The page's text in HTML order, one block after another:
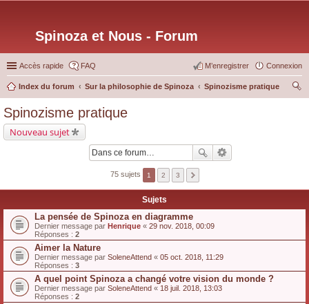
Spinoza et Nous - Forum
Accès rapide FAQ Connexion
M’enregistrer
Index du forum Sur la philosophie de Spinoza
Spinozisme pratique
Spinozisme pratique
Nouveau sujet
75 sujets 1 2 3
Sujets
La pensée de Spinoza en diagramme
Dernier message par Henrique « 29 nov. 2018, 00:09
Réponses : 2
Aimer la Nature
Dernier message par SoleneAttend « 05 oct. 2018, 11:29
Réponses : 3
A quel point Spinoza a changé votre vision du monde ?
Dernier message par SoleneAttend « 18 juil. 2018, 13:03
Réponses : 2